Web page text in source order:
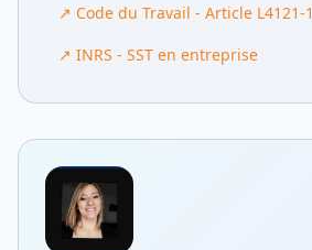
↗ Code du Travail - Article L4121-1
↗ INRS - SST en entreprise